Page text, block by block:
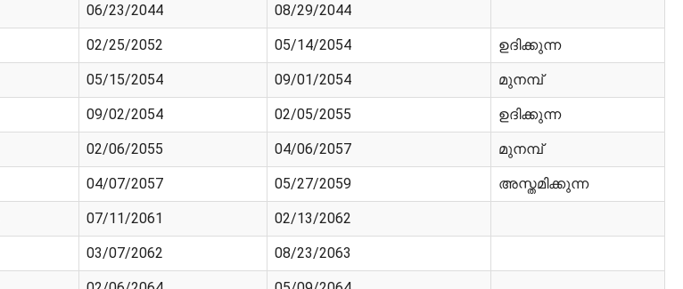
06/23/2044 08/29/2044
02/25/2052 05/14/2054 ഉദിക്കുന്ന
05/15/2054 09/01/2054 മുനമ്പ്
09/02/2054 02/05/2055 ഉദിക്കുന്ന
02/06/2055 04/06/2057 മുനമ്പ്
04/07/2057 05/27/2059 അസ്തമിക്കുന്ന
07/11/2061 02/13/2062
03/07/2062 08/23/2063